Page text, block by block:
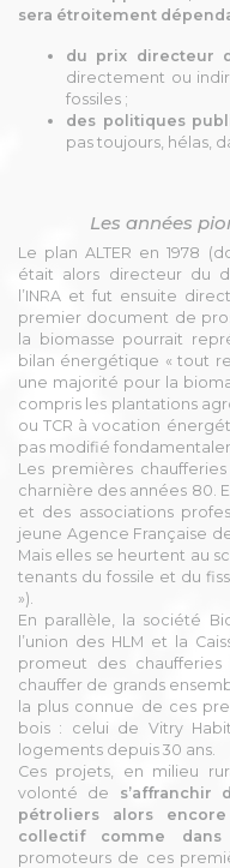
sera étroitement
du prix directeur
directement ou
fossiles ;
des politiques
pas toujours, hélas,
Les années
Le plan ALTER en 1978
était alors directeur du
l’INRA et fut ensuite
premier document de
la biomasse pourrait
bilan énergétique « tout
une majorité pour la
compris les plantations
ou TCR à vocation
pas modifié
Les premières
charnière des années 80.
et des associations
jeune Agence Française de
Mais elles se heurtent au
tenants du fossile et du
»).
En parallèle, la société
l’union des HLM et la
promeut des
chauffer de grands
la plus connue de ces
bois : celui de Vitry
logements depuis 30 ans.
Ces projets, en milieu
volonté de
pétroliers alors
collectif comme
promoteurs de ces